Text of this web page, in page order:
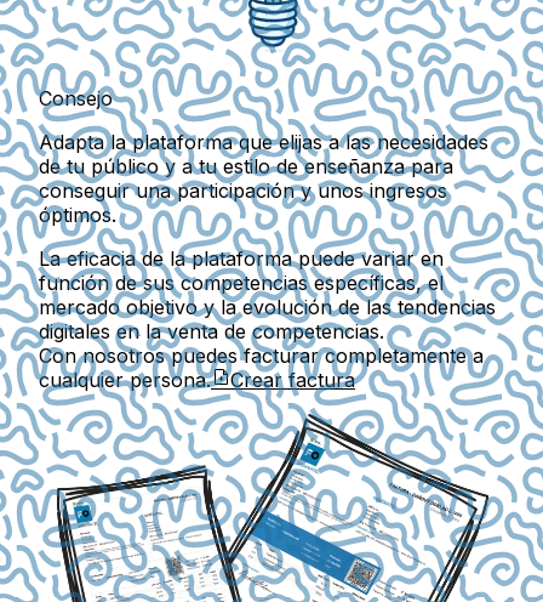
Consejo
Adapta la plataforma que elijas a las necesidades
de tu público y a tu estilo de enseñanza para
conseguir una participación y unos ingresos
óptimos.
La eficacia de la plataforma puede variar en
función de sus competencias específicas, el
mercado objetivo y la evolución de las tendencias
digitales en la venta de competencias.
Con nosotros puedes facturar completamente a
cualquier persona.
Crear factura